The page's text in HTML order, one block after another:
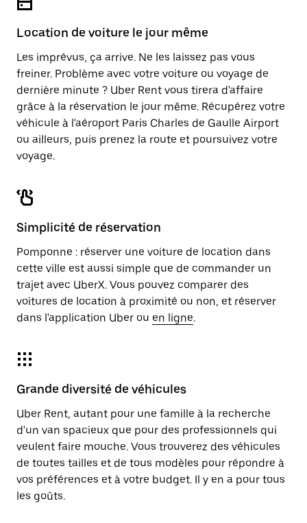
Location de voiture le jour même
Les imprévus, ça arrive. Ne les laissez pas vous
freiner. Problème avec votre voiture ou voyage de
dernière minute ? Uber Rent vous tirera d'affaire
grâce à la réservation le jour même. Récupérez votre
véhicule à l'aéroport Paris Charles de Gaulle Airport
ou ailleurs, puis prenez la route et poursuivez votre
voyage.
Simplicité de réservation
Pomponne : réserver une voiture de location dans
cette ville est aussi simple que de commander un
trajet avec UberX. Vous pouvez comparer des
voitures de location à proximité ou non, et réserver
dans l'application Uber ou en ligne.
Grande diversité de véhicules
Uber Rent, autant pour une famille à la recherche
d'un van spacieux que pour des professionnels qui
veulent faire mouche. Vous trouverez des véhicules
de toutes tailles et de tous modèles pour répondre à
vos préférences et à votre budget. Il y en a pour tous
les goûts.